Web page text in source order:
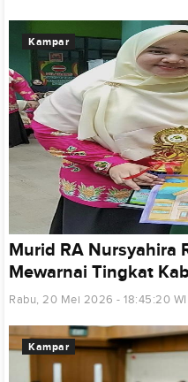
Kampar
Murid RA Nursyahira
Mewarnai Tingkat
Rabu, 20 Mei 2026 - 18:45:20
Kampar